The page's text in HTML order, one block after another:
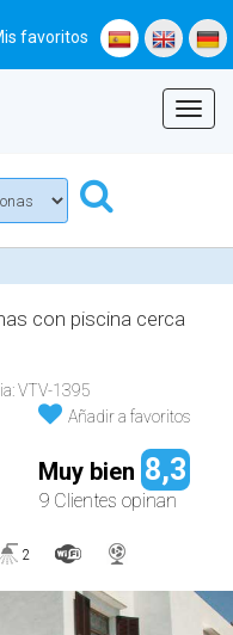
favoritos
Menu
con piscina cerca
VTV-1395
Añadir a favoritos
Muy bien 8,3
9 Clientes opinan
2